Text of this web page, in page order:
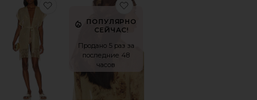
ПЛАТЬЕ FREE-EST ANGEL
избранноеКАФТАН FINGE
ПОПУЛЯРНО
СЕЙЧАС!
Продано 5 раз за
последние 48
часов
избранноеШАРФ EVERLY